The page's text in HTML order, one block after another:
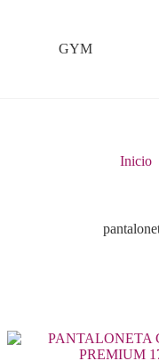
GYM
Inicio